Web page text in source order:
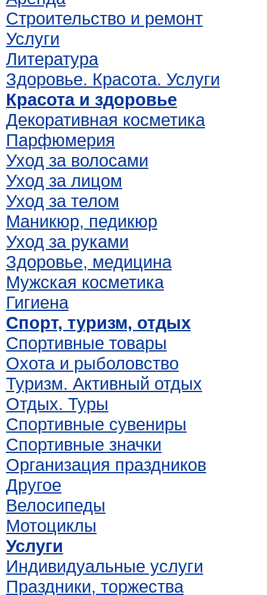
Строительство и ремонт
Услуги
Литература
Здоровье. Красота. Услуги
Красота и здоровье
Декоративная косметика
Парфюмерия
Уход за волосами
Уход за лицом
Уход за телом
Маникюр, педикюр
Уход за руками
Здоровье, медицина
Мужская косметика
Гигиена
Спорт, туризм, отдых
Спортивные товары
Охота и рыболовство
Туризм. Активный отдых
Отдых. Туры
Спортивные сувениры
Спортивные значки
Организация праздников
Другое
Велосипеды
Мотоциклы
Услуги
Индивидуальные услуги
Праздники, торжества